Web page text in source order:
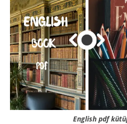
English pdf